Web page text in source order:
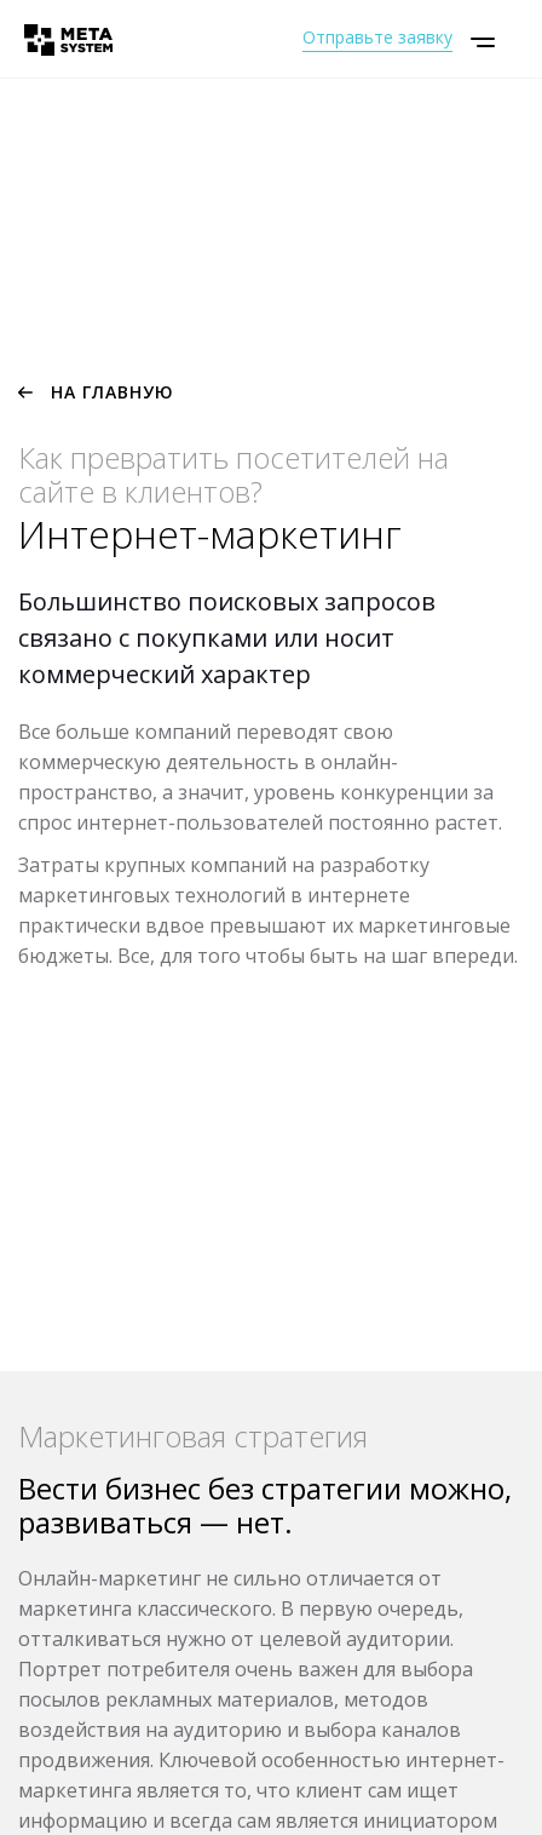
Отправьте заявку
НА ГЛАВНУЮ
Как превратить посетителей на
сайте в клиентов?
Интернет-маркетинг
Большинство поисковых запросов
связано с покупками или носит
коммерческий характер
Все больше компаний переводят свою
коммерческую деятельность в онлайн-
пространство, а значит, уровень конкуренции за
спрос интернет-пользователей постоянно растет.
Затраты крупных компаний на разработку
маркетинговых технологий в интернете
практически вдвое превышают их маркетинговые
бюджеты. Все, для того чтобы быть на шаг впереди.
Маркетинговая стратегия
Вести бизнес без стратегии можно,
развиваться — нет.
Онлайн-маркетинг не сильно отличается от
маркетинга классического. В первую очередь,
отталкиваться нужно от целевой аудитории.
Портрет потребителя очень важен для выбора
посылов рекламных материалов, методов
воздействия на аудиторию и выбора каналов
продвижения. Ключевой особенностью интернет-
маркетинга является то, что клиент сам ищет
информацию и всегда сам является инициатором